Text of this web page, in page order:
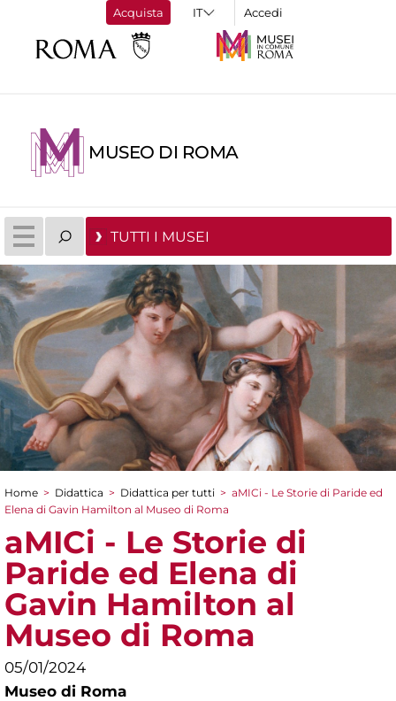
Acquista Accedi
MUSEO DI ROMA
TUTTI I MUSEI
Tu sei qui
Home > Didattica > Didattica per tutti > aMICi - Le Storie di Paride ed
Elena di Gavin Hamilton al Museo di Roma
aMICi - Le Storie di
Paride ed Elena di
Gavin Hamilton al
Museo di Roma
05/01/2024
Museo di Roma